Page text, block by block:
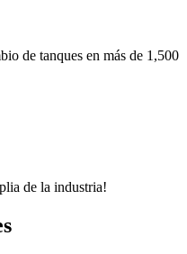
de tanques en más de 1,500
de la industria!